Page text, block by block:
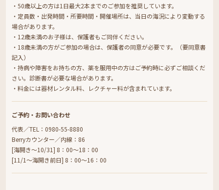
・50歳以上の方は1日最大2本までのご参加を推奨しています。
・定員数・出発時間・所要時間・開催場所は、当日の海況により変動する
場合があります。
・12歳未満のお子様は、保護者もご同伴ください。
・18歳未満の方がご参加の場合は、保護者の同意が必要です。（要同意書
記入）
・持病や障害をお持ちの方、薬を服用中の方はご予約時に必ずご相談くだ
さい。診断書が必要な場合があります。
・料金には器材レンタル料、レクチャー料が含まれています。
ご予約・お問い合わせ
代表／TEL：0980-55-8880
Berryカウンター／内線：86
[海開き～10/31] 8：00～18：00
[11/1～海開き前日] 8：00～16：00